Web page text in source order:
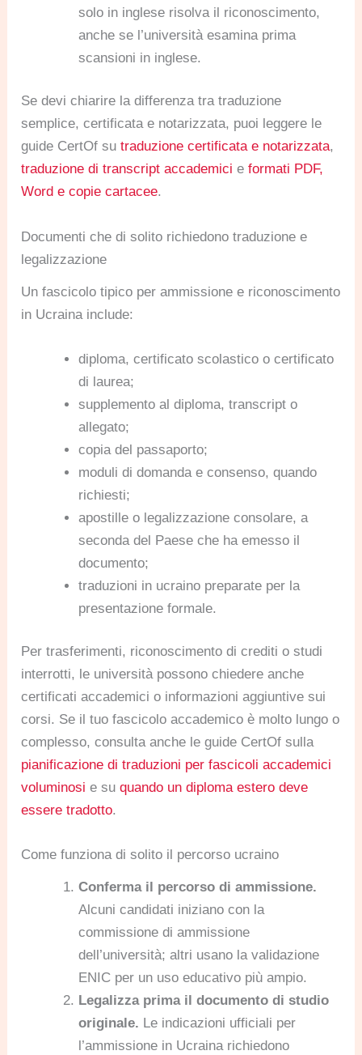
solo in inglese risolva il riconoscimento,
anche se l’università esamina prima
scansioni in inglese.
Se devi chiarire la differenza tra traduzione
semplice, certificata e notarizzata, puoi leggere le
guide CertOf sutraduzione certificata e notarizzata,
traduzione di transcript accademici eformati PDF,
Word e copie cartacee.
Documenti che di solito richiedono traduzione e
legalizzazione
Un fascicolo tipico per ammissione e riconoscimento
in Ucraina include:
diploma, certificato scolastico o certificato
di laurea;
supplemento al diploma, transcript o
allegato;
copia del passaporto;
moduli di domanda e consenso, quando
richiesti;
apostille o legalizzazione consolare, a
seconda del Paese che ha emesso il
documento;
traduzioni in ucraino preparate per la
presentazione formale.
Per trasferimenti, riconoscimento di crediti o studi
interrotti, le università possono chiedere anche
certificati accademici o informazioni aggiuntive sui
corsi. Se il tuo fascicolo accademico è molto lungo o
complesso, consulta anche le guide CertOf sulla
pianificazione di traduzioni per fascicoli accademici
voluminosi e suquando un diploma estero deve
essere tradotto.
Come funziona di solito il percorso ucraino
Conferma il percorso di ammissione.
Alcuni candidati iniziano con la
commissione di ammissione
dell’università; altri usano la validazione
ENIC per un uso educativo più ampio.
Legalizza prima il documento di studio
originale. Le indicazioni ufficiali per
l’ammissione in Ucraina richiedono